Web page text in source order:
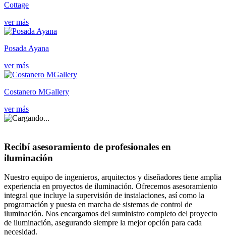
Cottage
ver más
Posada Ayana
ver más
Costanero MGallery
ver más
Recibí asesoramiento de profesionales en
iluminación
Nuestro equipo de ingenieros, arquitectos y diseñadores tiene amplia
experiencia en proyectos de iluminación. Ofrecemos asesoramiento
integral que incluye la supervisión de instalaciones, así como la
programación y puesta en marcha de sistemas de control de
iluminación. Nos encargamos del suministro completo del proyecto
de iluminación, asegurando siempre la mejor opción para cada
necesidad.